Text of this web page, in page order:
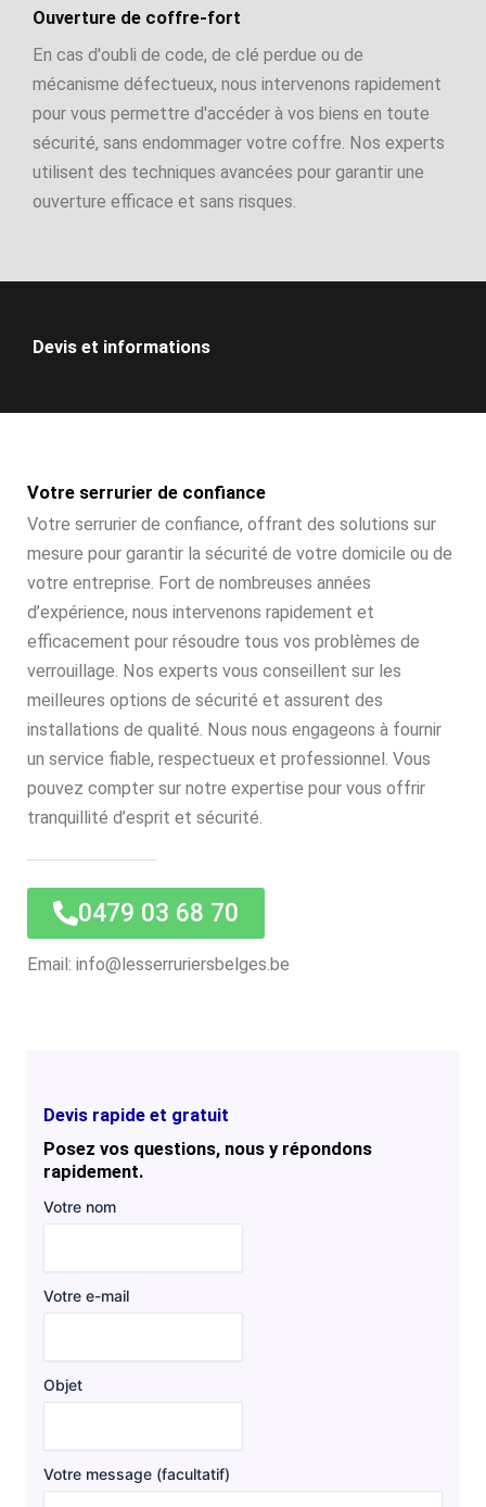
Ouverture de coffre-fort
En cas d'oubli de code, de clé perdue ou de
mécanisme défectueux, nous intervenons rapidement
pour vous permettre d'accéder à vos biens en toute
sécurité, sans endommager votre coffre. Nos experts
utilisent des techniques avancées pour garantir une
ouverture efficace et sans risques.
Devis et informations
Votre serrurier de confiance
Votre serrurier de confiance, offrant des solutions sur
mesure pour garantir la sécurité de votre domicile ou de
votre entreprise. Fort de nombreuses années
d’expérience, nous intervenons rapidement et
efficacement pour résoudre tous vos problèmes de
verrouillage. Nos experts vous conseillent sur les
meilleures options de sécurité et assurent des
installations de qualité. Nous nous engageons à fournir
un service fiable, respectueux et professionnel. Vous
pouvez compter sur notre expertise pour vous offrir
tranquillité d’esprit et sécurité.
0479 03 68 70
Email: info@lesserruriersbelges.be
Devis rapide et gratuit
Posez vos questions, nous y répondons
rapidement.
Votre nom
Votre e-mail
Objet
Votre message (facultatif)